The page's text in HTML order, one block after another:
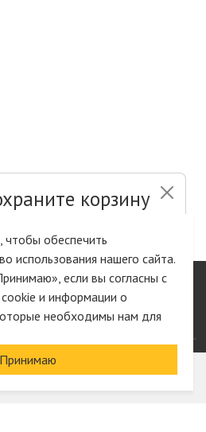
Акции и скидки
корзину
авторизация на сайте
чтобы обеспечить
использования нашего сайта.
если вы согласны с
cookie и информации о
необходимы нам для
Принимаю